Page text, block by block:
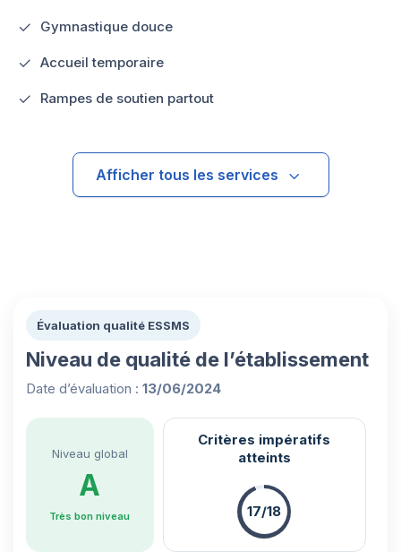
Gymnastique douce
Accueil temporaire
Rampes de soutien partout
Afficher tous les services
Évaluation qualité ESSMS
Niveau de qualité de l’établissement
Date d’évaluation : 13/06/2024
Niveau global
A
Très bon niveau
Critères impératifs
atteints
17/18